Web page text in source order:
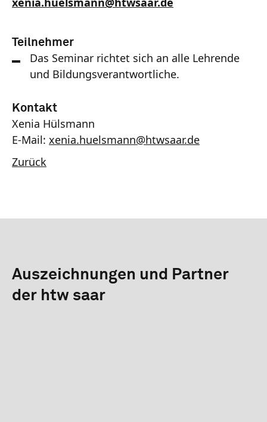
Teilnehmer
Das Seminar richtet sich an alle Lehrende
und Bildungsverantwortliche.
Kontakt
Xenia Hülsmann
E-Mail: xenia.huelsmann@htwsaar.de
Zurück
Auszeichnungen und Partner
der htw saar